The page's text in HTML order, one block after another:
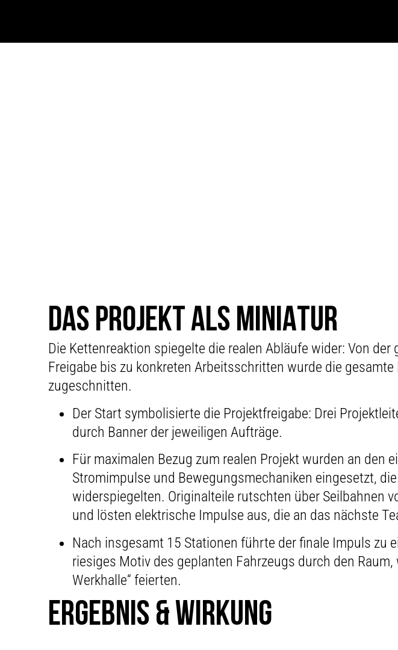
DAS PROJEKT ALS MINIATUR
Die Kettenreaktion spiegelte die realen Abläufe wider: Von
Freigabe bis zu konkreten Arbeitsschritten wurde die
zugeschnitten.
Der Start symbolisierte die Projektfreigabe: Drei
durch Banner der jeweiligen Aufträge.
Für maximalen Bezug zum realen Projekt wurden an den
Stromimpulse und Bewegungsmechaniken eingesetzt,
widerspiegelten. Originalteile rutschten über Seilbahnen
und lösten elektrische Impulse aus, die an das nächste
Nach insgesamt 15 Stationen führte der finale Impuls zu
riesiges Motiv des geplanten Fahrzeugs durch den
Werkhalle“ feierten.
ERGEBNIS & WIRKUNG